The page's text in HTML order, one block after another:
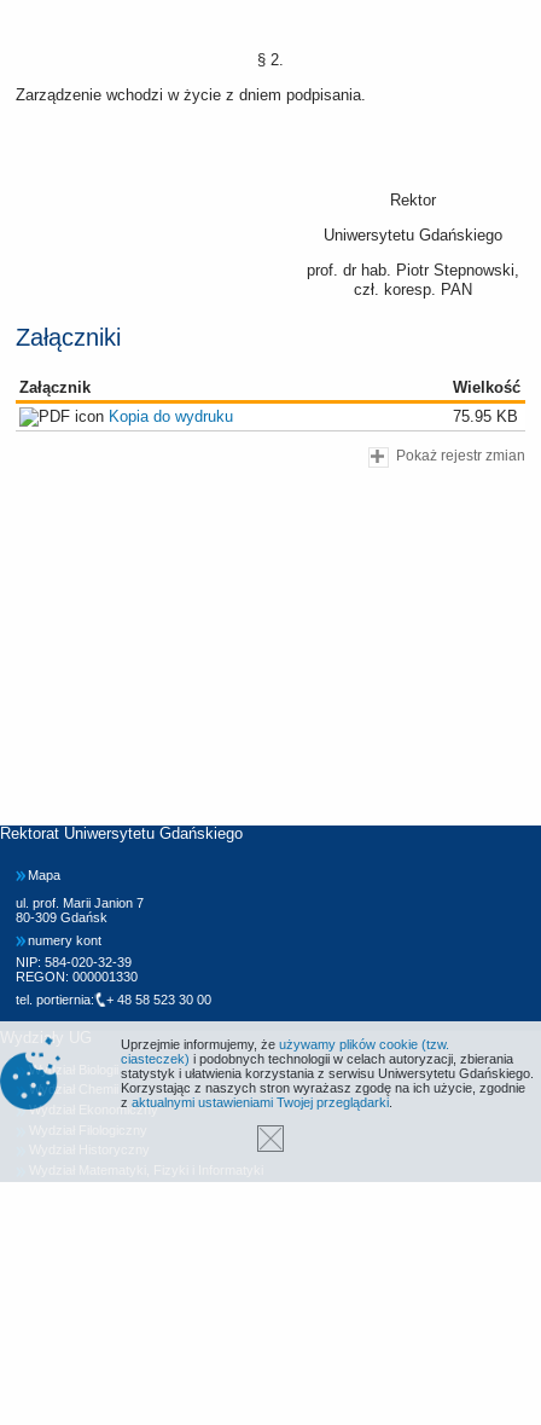
§ 2.
Zarządzenie wchodzi w życie z dniem podpisania.
Rektor
Uniwersytetu Gdańskiego
prof. dr hab. Piotr Stepnowski,
czł. koresp. PAN
Załączniki
Załącznik
Wielkość
Kopia do wydruku
75.95 KB
Pokaż rejestr zmian
Rektorat Uniwersytetu Gdańskiego
Mapa
ul. prof. Marii Janion 7
80-309 Gdańsk
numery kont
NIP: 584-020-32-39
REGON: 000001330
tel. portiernia:
+ 48 58 523 30 00
Wydziały UG
Wydział Biologii
Wydział Chemii
Wydział Ekonomiczny
Uprzejmie informujemy, że używamy plików cookie (tzw.
ciasteczek) i podobnych technologii w celach autoryzacji, zbierania
statystyk i ułatwienia korzystania z serwisu Uniwersytetu Gdańskiego.
Korzystając z naszych stron wyrażasz zgodę na ich użycie, zgodnie
z aktualnymi ustawieniami Twojej przeglądarki